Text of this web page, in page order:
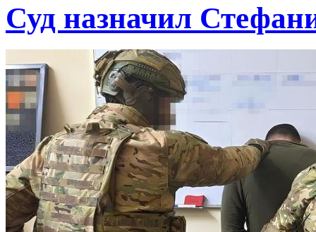
Суд назначил